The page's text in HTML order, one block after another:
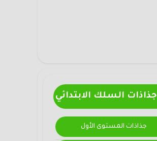
جذاذات السلك الابتدائي
جذاذات المستوى الأول